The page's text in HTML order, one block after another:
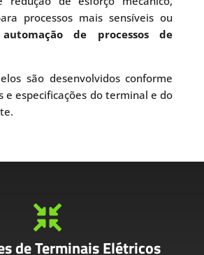
processos mais sensíveis ou
automação de processos de
são desenvolvidos conforme
e especificações do terminal e do

de Terminais Elétricos